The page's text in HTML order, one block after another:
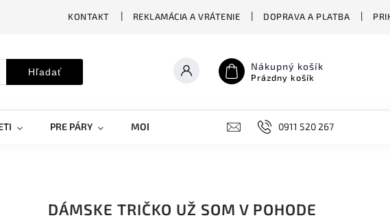
KONTAKT REKLAMÁCIA A VRÁTENIE DOPRAVA A PLATBA
Hľadať Nákupný košík
Prázdny košík
PRE PÁRY MOBILNÉ KRYTY DOPLNKY STREET
0911 520 267
DÁMSKE TRIČKO UŽ SOM V POHODE